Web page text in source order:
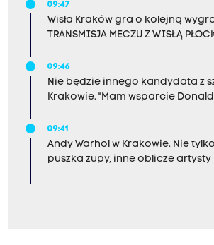
09:47
Wisła Kraków gra o kolejną
TRANSMISJA MECZU Z WISŁĄ
09:46
Nie będzie innego kandydata z
Krakowie. "Mam wsparcie
09:41
Andy Warhol w Krakowie. Nie
puszka zupy, inne oblicze artysty